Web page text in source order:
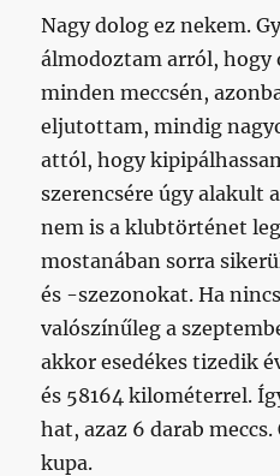
Nagy dolog ez nekem.
álmodoztam arról, hogy
minden meccsén,
eljutottam, mindig
attól, hogy
szerencsére úgy alakult
nem is a klubtörténet
mostanában sorra
és -szezonokat. Ha
valószínűleg a
akkor esedékes tizedik
és 58164 kilométerrel.
hat, azaz 6 darab
kupa.